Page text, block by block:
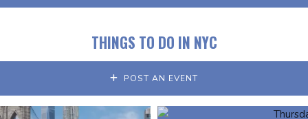
THINGS TO DO IN NYC
POST AN EVENT